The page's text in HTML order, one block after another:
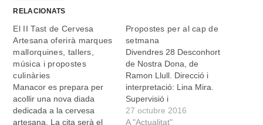
RELACIONATS
El II Tast de Cervesa
Artesana oferirà marques
mallorquines, tallers,
música i propostes
culinàries
Manacor es prepara per
acollir una nova diada
dedicada a la cervesa
artesana. La cita serà el
Propostes per al cap de
setmana
Divendres 28 Desconhort
de Nostra Dona, de
Ramon Llull. Direcció i
interpretació: Lina Mira.
Supervisió i
assessorament del text:
Simone Sari. Oud i espai
27 octubre 2016
A "Actualitat"